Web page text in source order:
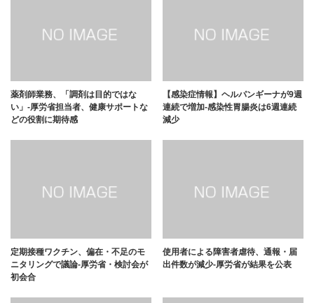
薬剤師業務、「調剤は目的ではな
い」-厚労省担当者、健康サポートな
どの役割に期待感
【感染症情報】ヘルパンギーナが9週
連続で増加-感染性胃腸炎は6週連続
減少
定期接種ワクチン、偏在・不足のモ
ニタリングで議論-厚労省・検討会が
初会合
使用者による障害者虐待、通報・届
出件数が減少-厚労省が結果を公表